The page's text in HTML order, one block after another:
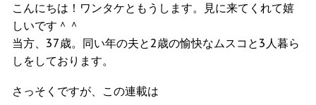
こんにちは！ワンタケともうします。見に来てくれて嬉
しいです＾＾
当方、37歳。同い年の夫と2歳の愉快なムスコと3人暮ら
しをしております。
さっそくですが、この連載は